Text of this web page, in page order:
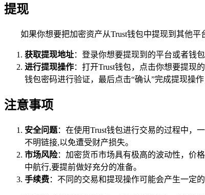
提现
如果你想要把加密资产从Trust钱包中提现到其他平
获取提现地址：登录你想要提现到的平台或者钱
进行提现操作：打开Trust钱包，点击你想要提现
钱包密码进行验证，最后点击“确认”完成提现操
注意事项
安全问题：在使用Trust钱包进行交易的过程中，
不明链接,以免遭受财产损失。
市场风险：加密货币市场具有极高的波动性，价
中航行,要提前做好充分的准备。
手续费：不同的交易和提现操作可能会产生一定